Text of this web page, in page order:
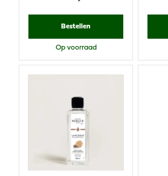
Bestellen
Op voorraad